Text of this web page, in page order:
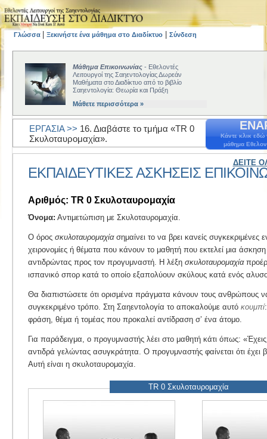
Γλώσσα Ξεκινήστε ένα μάθημα στο Διαδίκτυο Σύνδεση
Μάθημα Επικοινωνίας - Εθελοντές
Λειτουργοί της Σαηεντολογίας Δωρεάν
Μαθήματα στο Διαδίκτυο από το βιβλίο
Σαηεντολογία: Θεωρία και Πράξη
Μάθετε περισσότερα »
Κάντε κλικ εδώ
μάθημα
ΔΕΙΤΕ
ΕΡΓΑΣΙΑ >> 16. Διαβάστε το τμήμα «TR 0
Σκυλοταυρομαχία».
ΕΚΠΑΙΔΕΥΤΙΚΕΣ ΑΣΚΗΣΕΙΣ
Αριθμός: TR 0 Σκυλοταυρομαχία
Όνομα: Αντιμετώπιση με Σκυλοταυρομαχία.
Ο όρος σκυλοταυρομαχίασημαίνει το να βρει κανείς συγκεκριμένες
χειρονομίες ή θέματα που κάνουν το μαθητή που εκτελεί μια
αντιδρώντας προς τον προγυμναστή. Η λέξη σκυλοταυρομαχία
ισπανικό σπορ κατά το οποίο εξαπολύουν σκύλους κατά ενός
Θα διαπιστώσετε ότι ορισμένα πράγματα κάνουν τους ανθρώπους
συγκεκριμένο τρόπο. Στη Σαηεντολογία το αποκαλούμε αυτό κουμπί
φράση, θέμα ή τομέας που προκαλεί αντίδραση σ’ ένα άτομο.
Για παράδειγμα, ο προγυμναστής λέει στο μαθητή κάτι όπως:
αντιδρά γελώντας ασυγκράτητα. Ο προγυμναστής φαίνεται ότι έχει
Αυτή είναι η σκυλοταυρομαχία.
TR 0 Σκυλοταυρομαχία